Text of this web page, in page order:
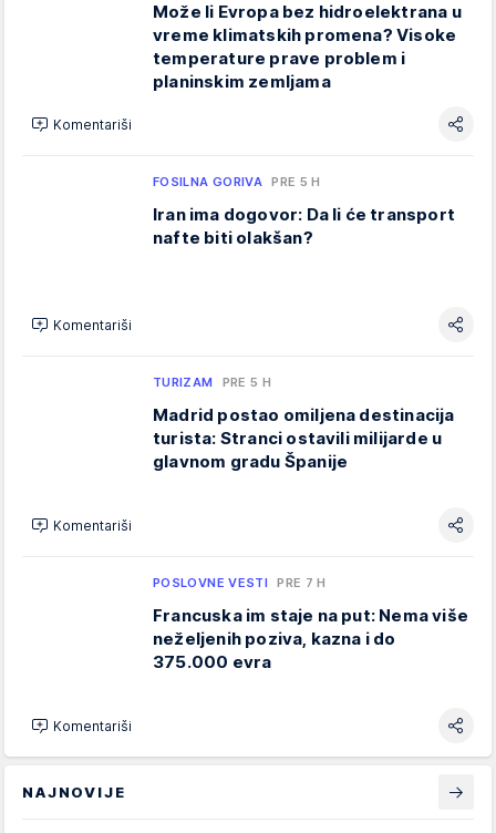
Može li Evropa bez hidroelektrana u
vreme klimatskih promena? Visoke
temperature prave problem i
planinskim zemljama
Komentariši
FOSILNA GORIVA PRE 5 H
Iran ima dogovor: Da li će transport
nafte biti olakšan?
Komentariši
TURIZAM PRE 5 H
Madrid postao omiljena destinacija
turista: Stranci ostavili milijarde u
glavnom gradu Španije
Komentariši
POSLOVNE VESTI PRE 7 H
Francuska im staje na put: Nema više
neželjenih poziva, kazna i do
375.000 evra
Komentariši
NAJNOVIJE